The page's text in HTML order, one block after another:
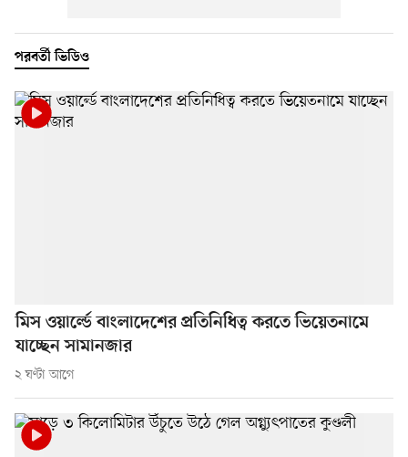
পরবর্তী ভিডিও
মিস ওয়ার্ল্ডে বাংলাদেশের প্রতিনিধিত্ব করতে ভিয়েতনামে
যাচ্ছেন সামানজার
২ ঘণ্টা আগে